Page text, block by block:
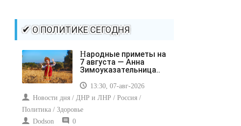
-- Самое большое богатство — это ум. Самая большая
нищета — глупость. Из всех страхов самый пугающий
-- Лучшее, что можно сделать с хорошим советом, это
пропустить его мимо ушей. Он никогда не бывает
полезен никому, кроме того, кто его дал.
-- Люблю давать советы и очень не люблю, когда их
дают мне.
✔ О ПОЛИТИКЕ СЕГОДНЯ
Народные приметы на
7 августа — Анна
Зимоуказательница..
13:30, 07-авг-2026
Новости дня / ДНР и ЛНР / Россия /
Политика / Здоровье
Dodson
0